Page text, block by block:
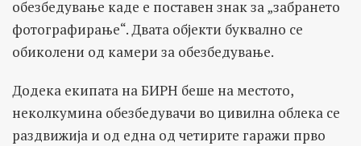
обезбедување каде е поставен знак за „забрането
фотографирање“. Двата објекти буквално се
обиколени од камери за обезбедување.
Додека екипата на БИРН беше на местото,
неколкумина обезбедувачи во цивилна облека се
раздвижија и од една од четирите гаражи прво